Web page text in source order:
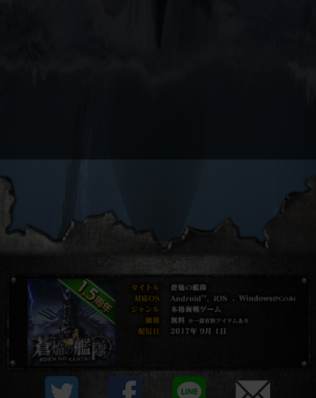
プライバシーポリシー
他社モジュール等について
資金決済法に基づく表示